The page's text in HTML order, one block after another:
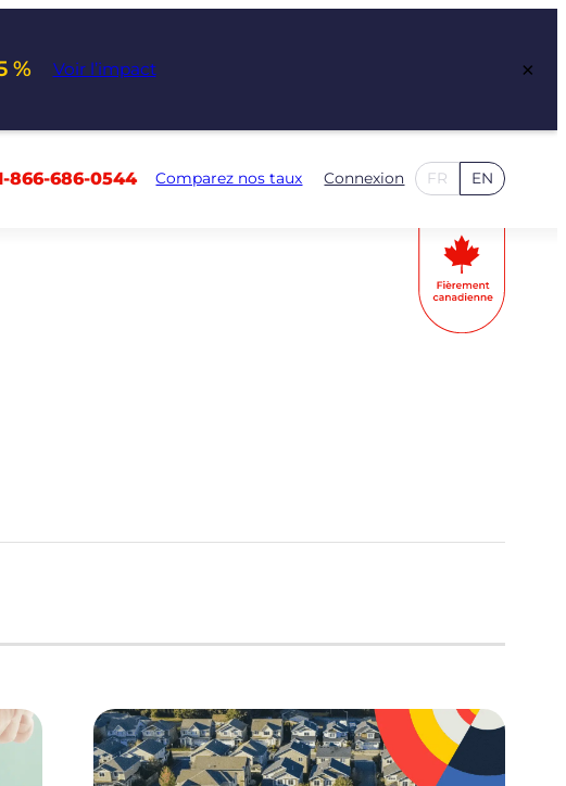
% Voir l’impact ×
866-686-0544 Comparez nos taux Connexion FR EN